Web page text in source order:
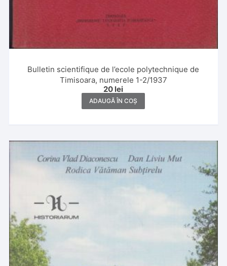
Bulletin scientifique de l’ecole polytechnique de
Timisoara, numerele 1-2/1937
20 lei
ADAUGĂ ÎN COȘ